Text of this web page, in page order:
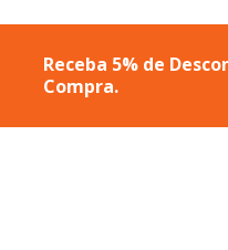
Receba 5% de
Compra.